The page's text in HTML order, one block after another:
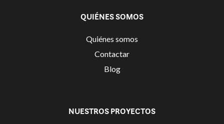
QUIÉNES SOMOS
Quiénes somos
Contactar
Blog
NUESTROS PROYECTOS